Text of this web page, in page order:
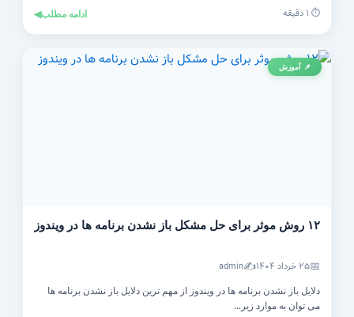
⏱️ ۱ دقیقه ادامه مطلب◀
📌 آموزش
۱۲ روش موثر برای حل مشکل باز نشدن برنامه ها در ویندوز
📅۲۵ خرداد ۱۴۰۴ ✍️
admin
دلایل باز نشدن برنامه ها در ویندوز از مهم ترین دلایل باز نشدن برنامه ها
می توان به موارد زیر...